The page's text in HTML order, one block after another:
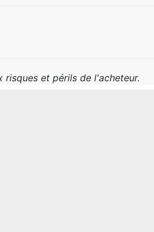
risques et périls de l'acheteur.